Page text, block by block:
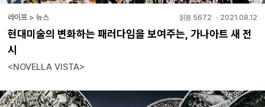
라이프 > 뉴스 읽음 5672 ・ 2021.08.12
현대미술의 변화하는 패러다임을 보여주는, 가나아트 새 전
시
<NOVELLA VISTA>